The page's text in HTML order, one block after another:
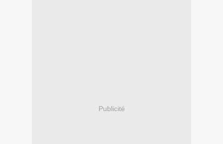
Publicité